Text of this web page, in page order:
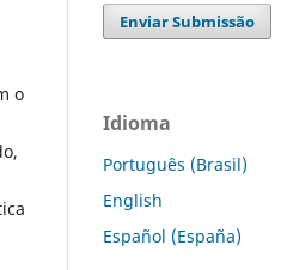
o
Enviar Submissão
Idioma
Português (Brasil)
English
Español (España)